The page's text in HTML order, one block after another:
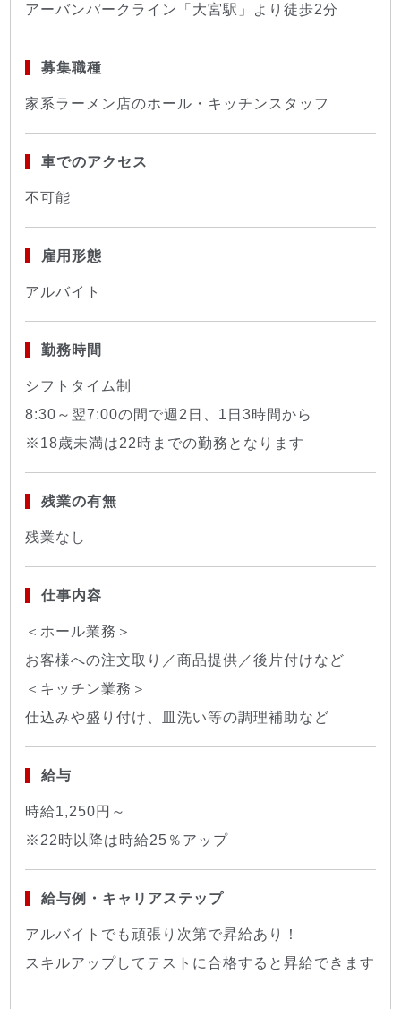
アーバンパークライン「大宮駅」より徒歩2分
募集職種
家系ラーメン店のホール・キッチンスタッフ
車でのアクセス
不可能
雇用形態
アルバイト
勤務時間
シフトタイム制
8:30～翌7:00の間で週2日、1日3時間から
※18歳未満は22時までの勤務となります
残業の有無
残業なし
仕事内容
＜ホール業務＞
お客様への注文取り／商品提供／後片付けなど
＜キッチン業務＞
仕込みや盛り付け、皿洗い等の調理補助など
給与
時給1,250円～
※22時以降は時給25％アップ
給与例・キャリアステップ
アルバイトでも頑張り次第で昇給あり！
スキルアップしてテストに合格すると昇給できます